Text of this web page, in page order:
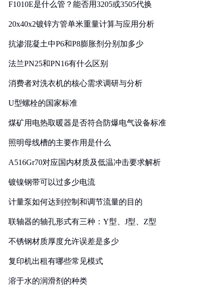
F1010E是什么管？能否用3205或3505代换
20x40x2镀锌方管单米重量计算与应用分析
抗渗混凝土中P6和P8膨胀剂分别加多少
法兰PN25和PN16有什么区别
消费者对洗衣机的核心需求调研与分析
U型螺栓的国家标准
煤矿用电热取暖器是否符合防爆电气设备标准
照明母线槽的主要作用是什么
A516Gr70对应国内材质及低温冲击要求解析
镀镍钢带可以过多少电流
计量泵如何达到控制和调节流量的目的
联轴器的轴孔形式有三种：Y型、J型、Z型
不锈钢材质厚度允许误差是多少
复印机出租有哪些常见模式
溶于水的润滑剂的种类